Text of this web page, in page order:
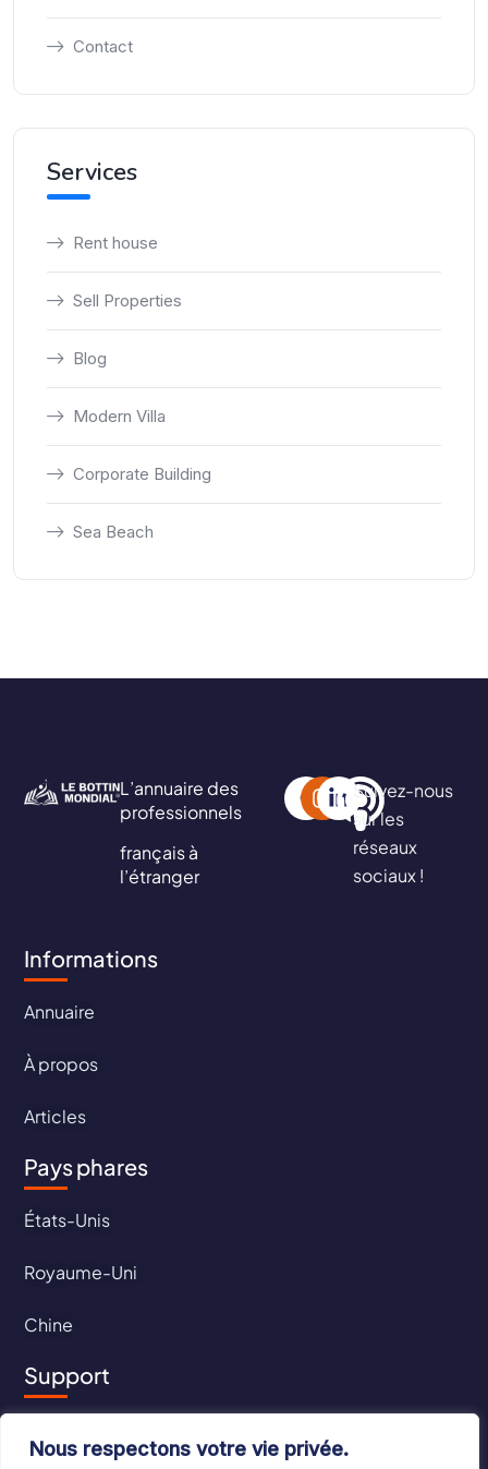
Nous respectons votre vie privée.
Contact
Services
Rent house
Sell Properties
Blog
Modern Villa
Corporate Building
Sea Beach
L’annuaire des
professionnels
français à
l’étranger
Suivez-nous
sur les
réseaux
sociaux !
Informations
Annuaire
À propos
Articles
Pays phares
États-Unis
Royaume-Uni
Chine
Support